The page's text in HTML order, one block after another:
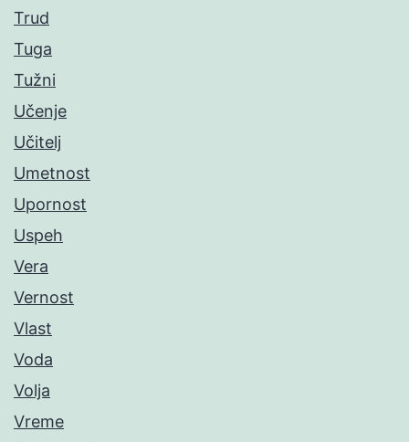
Trud
Tuga
Tužni
Učenje
Učitelj
Umetnost
Upornost
Uspeh
Vera
Vernost
Vlast
Voda
Volja
Vreme